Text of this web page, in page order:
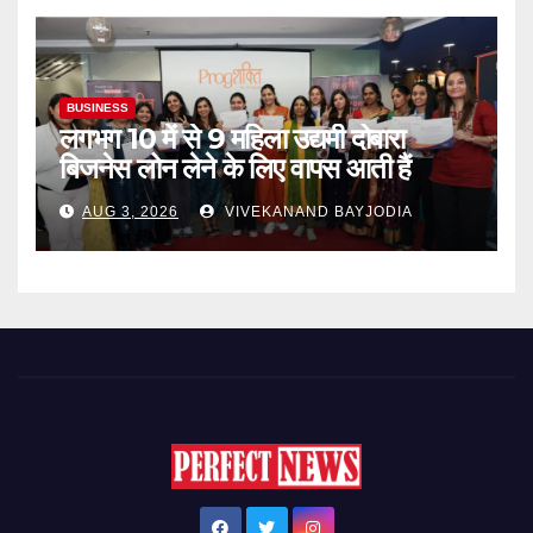
BUSINESS
लगभग 10 में से 9 महिला उद्यमी दोबारा
बिजनेस लोन लेने के लिए वापस आती हैं
AUG 3, 2026 VIVEKANAND BAYJODIA